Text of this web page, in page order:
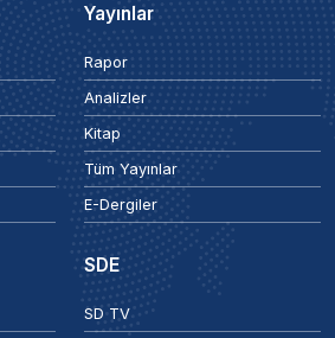
Yayınlar
Rapor
Analizler
Kitap
Tüm Yayınlar
E-Dergiler
SDE
SD TV